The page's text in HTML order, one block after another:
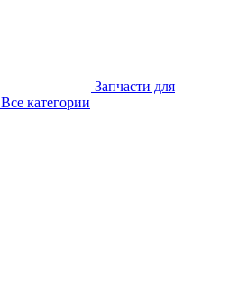
Запчасти для
Все категории